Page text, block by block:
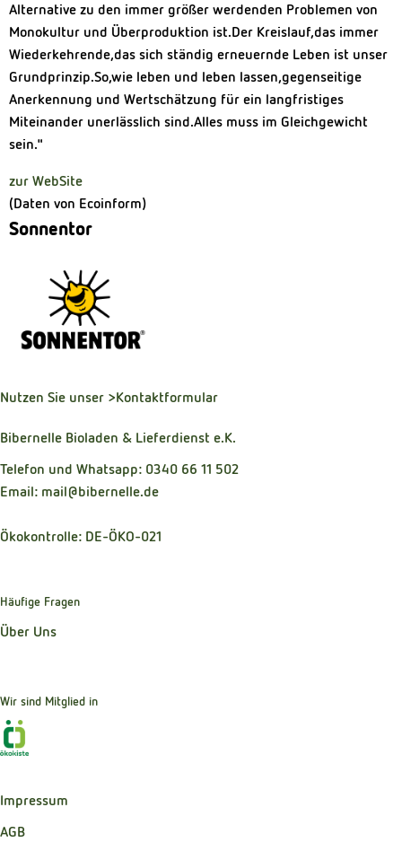
Alternative zu den immer größer werdenden Problemen von
Monokultur und Überproduktion ist.Der Kreislauf,das immer
Wiederkehrende,das sich ständig erneuernde Leben ist unser
Grundprinzip.So,wie leben und leben lassen,gegenseitige
Anerkennung und Wertschätzung für ein langfristiges
Miteinander unerlässlich sind.Alles muss im Gleichgewicht
sein."
zur WebSite
(Daten von Ecoinform)
Sonnentor
Nutzen Sie unser >Kontaktformular
Bibernelle Bioladen & Lieferdienst e.K.
Telefon und Whatsapp: 0340 66 11 502
Email: mail@bibernelle.de
Ökokontrolle: DE-ÖKO-021
Häufige Fragen
Über Uns
Wir sind Mitglied in
Impressum
AGB